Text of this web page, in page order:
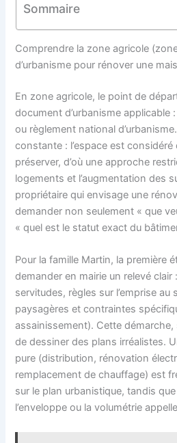
Sommaire
Comprendre la zone agricole
d’urbanisme pour rénover une
En zone agricole, le point de
document d’urbanisme applicable :
ou règlement national
constante : l’espace est
préserver, d’où une approche
logements et l’augmentation des
propriétaire qui envisage une
demander non seulement « que
« quel est le statut exact du
Pour la famille Martin, la première
demander en mairie un relevé clair
servitudes, règles sur l’emprise au
paysagères et contraintes
assainissement). Cette
de dessiner des plans irréalistes.
pure (distribution, rénovation
remplacement de chauffage) est
sur le plan urbanistique, tandis
l’enveloppe ou la volumétrie